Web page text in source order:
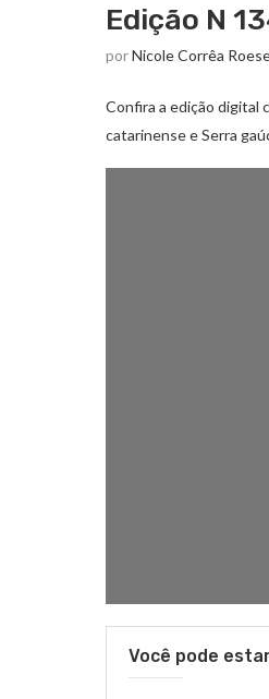
Edição N
porNicole Corrêa
Confira a edição digital
catarinense e Serra
Você pode